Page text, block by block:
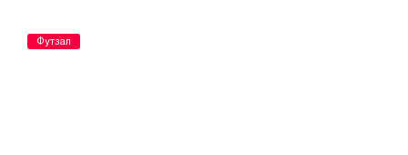
Футзал